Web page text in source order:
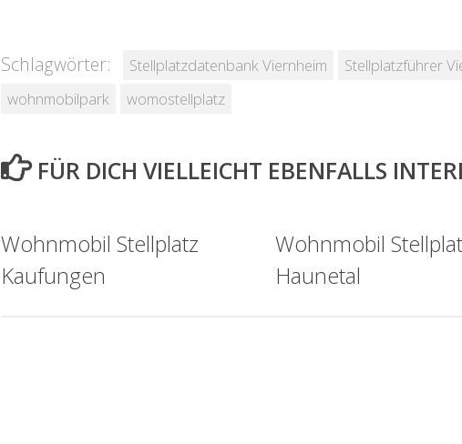
Schlagwörter: Stellplatzdatenbank Viernheim Stellplatzführer
wohnmobilpark
womostellplatz
FÜR DICH VIELLEICHT EBENFALLS
Wohnmobil Stellplatz
Kaufungen
Wohnmobil
Haunetal